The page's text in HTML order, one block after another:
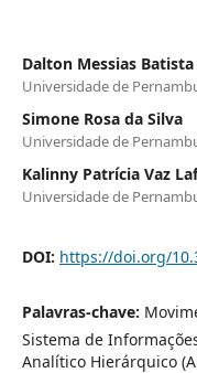
Dalton Messias
Universidade de
Simone Rosa da Silva
Universidade de
Kalinny Patrícia Vaz
Universidade de
DOI: https://doi.org/
Palavras-chave:
Sistema de
Analítico Hierárquico